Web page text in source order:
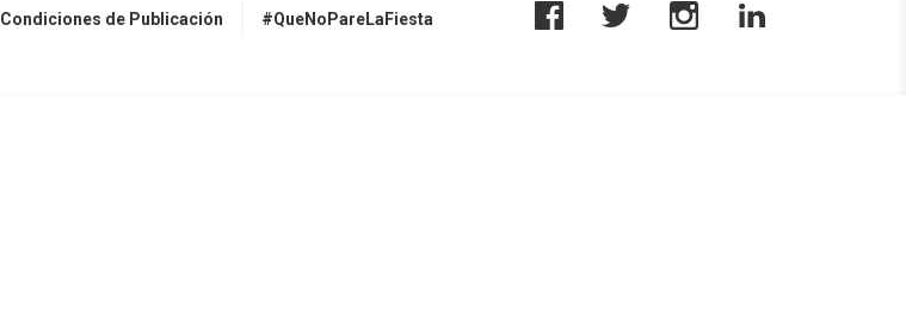
Condiciones de Publicación #QueNoPareLaFiesta